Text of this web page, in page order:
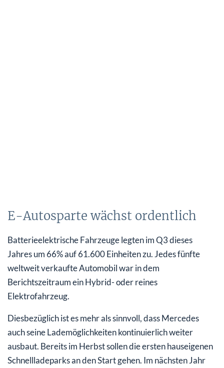
E-Autosparte wächst ordentlich
Batterieelektrische Fahrzeuge legten im Q3 dieses
Jahres um 66% auf 61.600 Einheiten zu. Jedes fünfte
weltweit verkaufte Automobil war in dem
Berichtszeitraum ein Hybrid- oder reines
Elektrofahrzeug.
Diesbezüglich ist es mehr als sinnvoll, dass Mercedes
auch seine Lademöglichkeiten kontinuierlich weiter
ausbaut. Bereits im Herbst sollen die ersten hauseigenen
Schnellladeparks an den Start gehen. Im nächsten Jahr